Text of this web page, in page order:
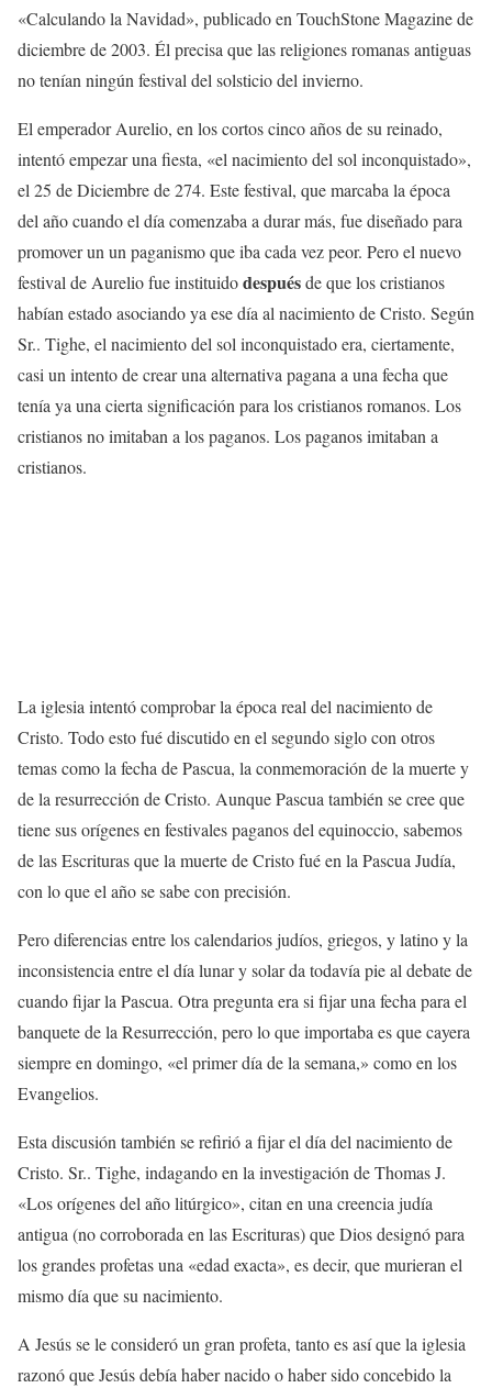
«Calculando la Navidad», publicado en TouchStone Magazine de
diciembre de 2003. Él precisa que las religiones romanas antiguas
no tenían ningún festival del solsticio del invierno.
El emperador Aurelio, en los cortos cinco años de su reinado,
intentó empezar una fiesta, «el nacimiento del sol inconquistado»,
el 25 de Diciembre de 274. Este festival, que marcaba la época
del año cuando el día comenzaba a durar más, fue diseñado para
promover un un paganismo que iba cada vez peor. Pero el nuevo
festival de Aurelio fue instituidodespuésde que los cristianos
habían estado asociando ya ese día al nacimiento de Cristo. Según
Sr.. Tighe, el nacimiento del sol inconquistado era, ciertamente,
casi un intento de crear una alternativa pagana a una fecha que
tenía ya una cierta significación para los cristianos romanos. Los
cristianos no imitaban a los paganos. Los paganos imitaban a
cristianos.
La iglesia intentó comprobar la época real del nacimiento de
Cristo. Todo esto fué discutido en el segundo siglo con otros
temas como la fecha de Pascua, la conmemoración de la muerte y
de la resurrección de Cristo. Aunque Pascua también se cree que
tiene sus orígenes en festivales paganos del equinoccio, sabemos
de las Escrituras que la muerte de Cristo fué en la Pascua Judía,
con lo que el año se sabe con precisión.
Pero diferencias entre los calendarios judíos, griegos, y latino y la
inconsistencia entre el día lunar y solar da todavía pie al debate de
cuando fijar la Pascua. Otra pregunta era si fijar una fecha para el
banquete de la Resurrección, pero lo que importaba es que cayera
siempre en domingo, «el primer día de la semana,» como en los
Evangelios.
Esta discusión también se refirió a fijar el día del nacimiento de
Cristo. Sr.. Tighe, indagando en la investigación de Thomas J.
«Los orígenes del año litúrgico», citan en una creencia judía
antigua (no corroborada en las Escrituras) que Dios designó para
los grandes profetas una «edad exacta», es decir, que murieran el
mismo día que su nacimiento.
A Jesús se le consideró un gran profeta, tanto es así que la iglesia
razonó que Jesús debía haber nacido o haber sido concebido la